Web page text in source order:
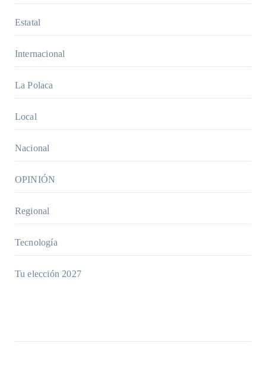
Estatal
Internacional
La Polaca
Local
Nacional
OPINIÓN
Regional
Tecnología
Tu elección 2027